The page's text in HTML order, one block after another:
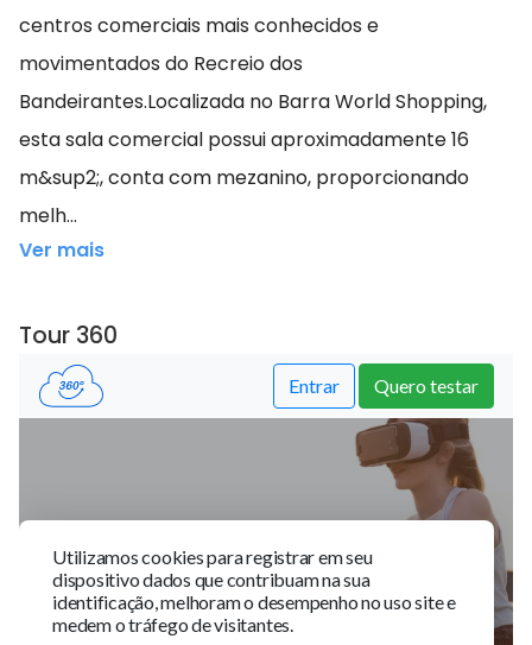
centros comerciais mais conhecidos e
movimentados do Recreio dos
Bandeirantes.Localizada no Barra World Shopping,
esta sala comercial possui aproximadamente 16
m&sup2;, conta com mezanino, proporcionando
melh...
Ver mais
Tour 360